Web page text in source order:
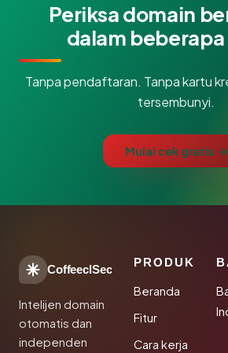
Periksa domain
dalam
Tanpa pendaftaran. Tanpa kartu
tersembunyi.
Mulai cek gratis →
CoffeeclSec
Intelijen domain
otomatis dan
independen
PRODUK
Beranda
Fitur
Cara kerja